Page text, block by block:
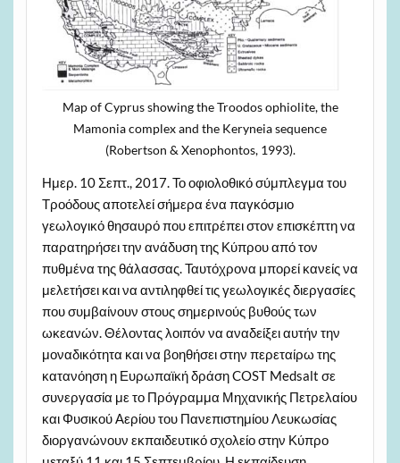
Map of Cyprus showing the Troodos ophiolite, the
Mamonia complex and the Keryneia sequence
(Robertson & Xenophontos, 1993).
Ημερ. 10 Σεπτ., 2017. Το οφιολοθικό σύμπλεγμα του
Τροόδους αποτελεί σήμερα ένα παγκόσμιο
γεωλογικό θησαυρό που επιτρέπει στον επισκέπτη να
παρατηρήσει την ανάδυση της Κύπρου από τον
πυθμένα της θάλασσας. Ταυτόχρονα μπορεί κανείς να
μελετήσει και να αντιληφθεί τις γεωλογικές διεργασίες
που συμβαίνουν στους σημερινούς βυθούς των
ωκεανών. Θέλοντας λοιπόν να αναδείξει αυτήν την
μοναδικότητα και να βοηθήσει στην περεταίρω της
κατανόηση η Ευρωπαϊκή δράση COST Medsalt σε
συνεργασία με το Πρόγραμμα Μηχανικής Πετρελαίου
και Φυσικού Αερίου του Πανεπιστημίου Λευκωσίας
διοργανώνουν εκπαιδευτικό σχολείο στην Κύπρο